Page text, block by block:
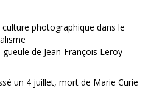
photographique dans le
gueule de Jean-François Leroy
un 4 juillet, mort de Marie Curie